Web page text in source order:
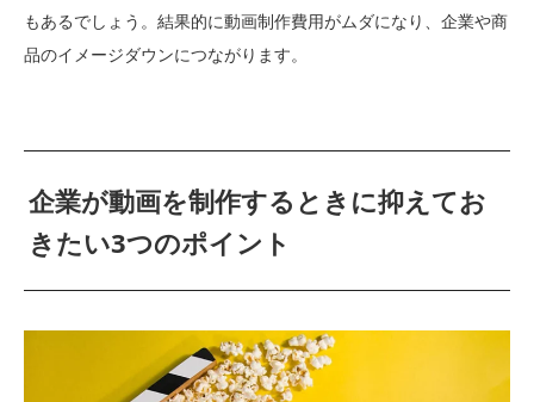
もあるでしょう。結果的に動画制作費用がムダになり、企業や商
品のイメージダウンにつながります。
企業が動画を制作するときに抑えてお
きたい3つのポイント